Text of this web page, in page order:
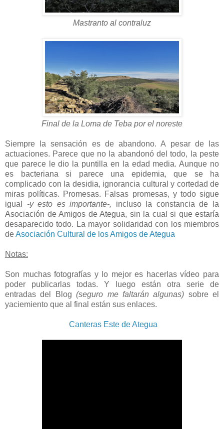
Mastranto al contraluz
Final de la Loma de Teba por el noreste
Siempre la sensación es de abandono. A pesar de las
actuaciones. Parece que no la abandonó del todo, la peste
que parece le dio la puntilla en la edad media. Aunque no
es bacteriana si parece una epidemia, que se ha
complicado con la desidia, ignorancia cultural y cortedad de
miras políticas. Promesas. Falsas promesas, y todo sigue
igual -y esto es importante-, incluso la constancia de la
Asociación de Amigos de Ategua, sin la cual si que estaría
desaparecido todo. La mayor solidaridad con los miembros
deAsociación Cultural de los Amigos de Ategua
Notas:
Son muchas fotografías y lo mejor es hacerlas vídeo para
poder publicarlas todas. Y luego están otra serie de
entradas del Blog(seguro me faltarán algunas) sobre el
yaciemiento que al final están sus enlaces.
Canteras Este de Ategua